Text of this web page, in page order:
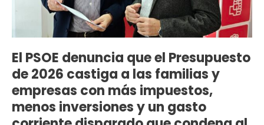
El PSOE denuncia que el Presupuesto
de 2026 castiga a las familias y
empresas con más impuestos,
menos inversiones y un gasto
a
las
familias
y
empresas
con